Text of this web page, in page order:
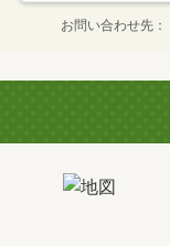
お問い合わせ先